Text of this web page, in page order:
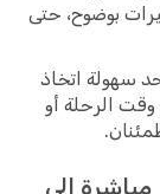
بوضوح، حتى
سهولة اتخاذ
وقت الرحلة أو
إلى